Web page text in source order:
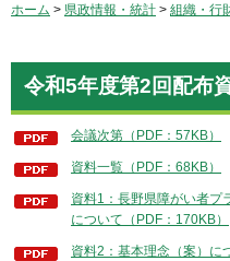
ホーム > 県政情報・統計 > 組織・行
令和5年度第2回配布
会議次第（PDF：57KB）
資料一覧（PDF：68KB）
資料1：長野県障がい者プ
について（PDF：170KB）
資料2：基本理念（案）に